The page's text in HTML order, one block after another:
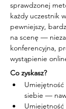
sprawdzonej
każdy uczestnik
pewniejszy,
na scenę —
konferencyjna,
wystąpienie
Co zyskasz?
siebie —